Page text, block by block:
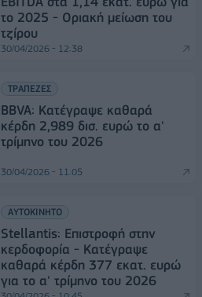
το 2025 - Οριακή μείωση του
τζίρου
30/04/2026 - 12:38
ΤΡΑΠΕΖΕΣ
BBVA: Κατέγραψε καθαρά
κέρδη 2,989 δισ. ευρώ το α'
τρίμηνο του 2026
30/04/2026 - 11:05
ΑΥΤΟΚΙΝΗΤΟ
Stellantis: Επιστροφή στην
κερδοφορία - Κατέγραψε
καθαρά κέρδη 377 εκατ. ευρώ
για το α' τρίμηνο του 2026